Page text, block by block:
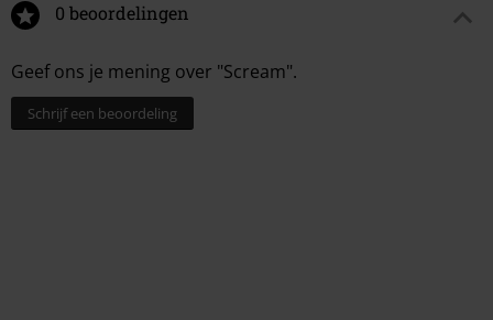
0 beoordelingen
Geef ons je mening over "Scream".
Schrijf een beoordeling